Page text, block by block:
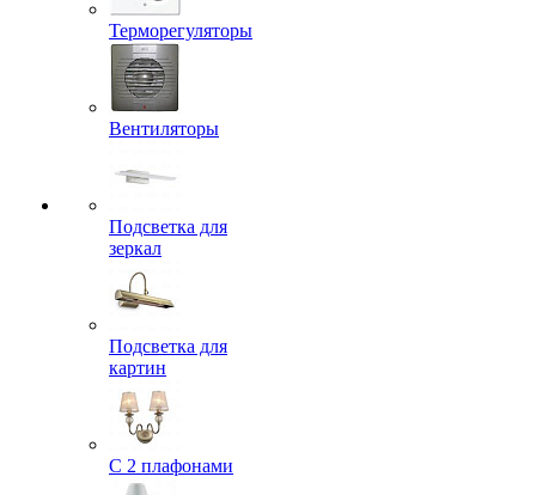
Терморегуляторы
Вентиляторы
Подсветка для
зеркал
Подсветка для
картин
С 2 плафонами